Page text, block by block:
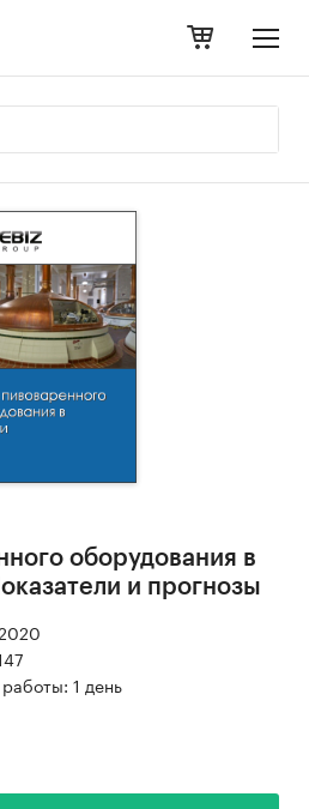
оборудования в
и прогнозы
1 день